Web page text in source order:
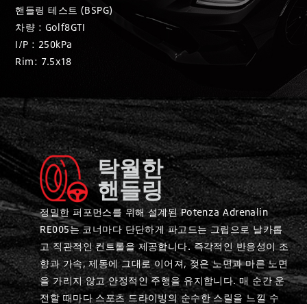
핸들링 테스트 (BSPG)
차량 : Golf8GTI
I/P : 250kPa
Rim: 7.5x18
탁월한
핸들링
정밀한 퍼포먼스를 위해 설계된 Potenza Adrenalin
RE005는 코너마다 단단하게 파고드는 그립으로 날카롭
고 직관적인 컨트롤을 제공합니다. 즉각적인 반응성이 조
향과 가속, 제동에 그대로 이어져, 젖은 노면과 마른 노면
을 가리지 않고 안정적인 주행을 유지합니다. 매 순간 운
전할 때마다 스포츠 드라이빙의 순수한 스릴을 느낄 수